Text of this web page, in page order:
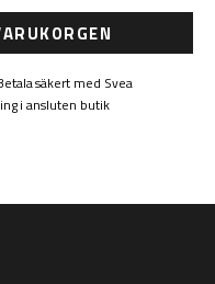
säkert med Svea
i ansluten butik